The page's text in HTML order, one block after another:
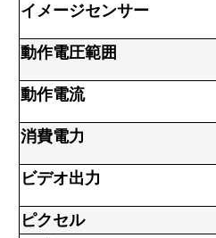
イメージセンサー
動作電圧範囲
動作電流
消費電力
ビデオ出力
ピクセル